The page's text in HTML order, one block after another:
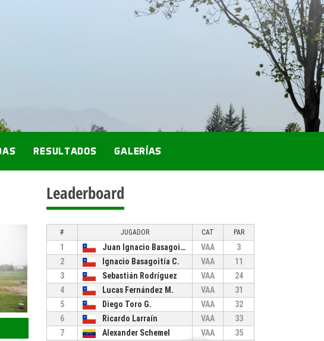
RESULTADOS GALERÍAS
Leaderboard
# JUGADOR CAT PAR
1 Juan Ignacio Basagoitía B. VAA
3
2
Ignacio Basagoitía C. VAA
11
3
Sebastián Rodríguez VAA
24
4
Lucas Fernández M. VAA
31
5
Diego Toro G. VAA
32
6
Ricardo Larraín VAA
33
7
Alexander Schemel VAA
35